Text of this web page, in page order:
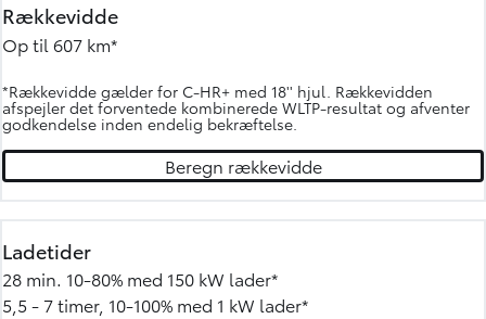
Rækkevidde
Op til 607 km*
*Rækkevidde gælder for C-HR+ med 18'' hjul. Rækkevidden
afspejler det forventede kombinerede WLTP-resultat og afventer
godkendelse inden endelig bekræftelse.
Beregn rækkevidde
Ladetider
28 min. 10-80% med 150 kW lader*
5,5 - 7 timer, 10-100% med 1 kW lader*